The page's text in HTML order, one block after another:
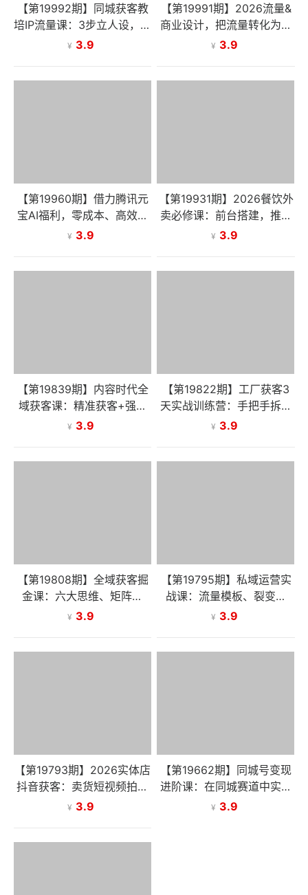
【第19992期】同城获客教
培IP流量课：3步立人设，短
视频录制，低成本锁定精准
¥ 3.9
【第19991期】2026流量&
商业设计，把流量转化为留
量，设计自己的商业模式
¥ 3.9
【第19960期】借力腾讯元
宝AI福利，零成本、高效率
搭建私域社群，引爆流量
¥ 3.9
【第19931期】2026餐饮外
卖必修课：前台搭建，推广
提权，新手创业快速盈利
¥ 3.9
【第19839期】内容时代全
域获客课：精准获客+强人
设IP，给模版易上手、讲原
¥ 3.9
【第19822期】工厂获客3
天实战训练营：手把手拆解
工厂获客全流程，快速打通
¥ 3.9
【第19808期】全域获客掘
金课：六大思维、矩阵裂
变、浴缸鱼饵，解锁企业业
¥ 3.9
【第19795期】私域运营实
战课：流量模板、裂变策
略、 IP运营，解锁实体增长
¥ 3.9
【第19793期】2026实体店
抖音获客：卖货短视频拍摄
+同城流量引爆，解锁到店
¥ 3.9
【第19662期】同城号变现
进阶课：在同城赛道中实现
精准引流与高效变现，单店
¥ 3.9